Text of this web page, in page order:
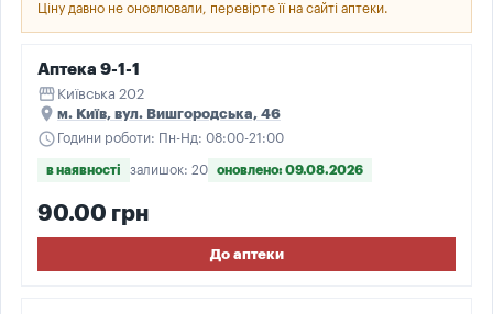
Ціну давно не оновлювали, перевірте її на сайті аптеки.
Аптека 9-1-1
storefront Київська 202
place м. Київ, вул. Вишгородська, 46
schedule Години роботи: Пн-Нд: 08:00-21:00
в наявності залишок: 20 оновлено: 09.08.2026
90.00 грн
До аптеки